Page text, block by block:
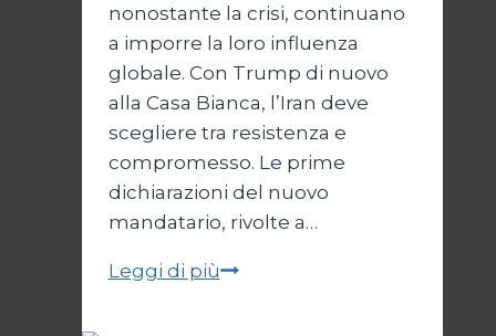
nonostante la crisi, continuano
a imporre la loro influenza
globale. Con Trump di nuovo
alla Casa Bianca, l’Iran deve
scegliere tra resistenza e
compromesso. Le prime
dichiarazioni del nuovo
mandatario, rivolte a…
Leggi di piùTrump